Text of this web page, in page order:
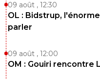
09 août , 12:30
OL : Bidstrup,
parler
09 août , 12:00
OM : Gouiri rencontre